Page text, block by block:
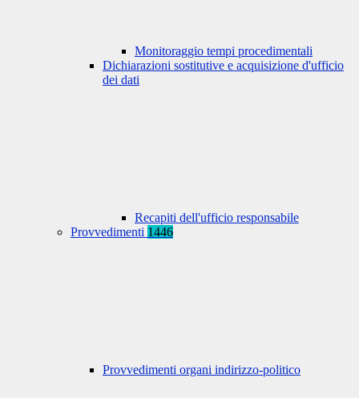
Monitoraggio tempi procedimentali
Dichiarazioni sostitutive e acquisizione d'ufficio
dei dati
Recapiti dell'ufficio responsabile
Provvedimenti 1446
Provvedimenti organi indirizzo-politico